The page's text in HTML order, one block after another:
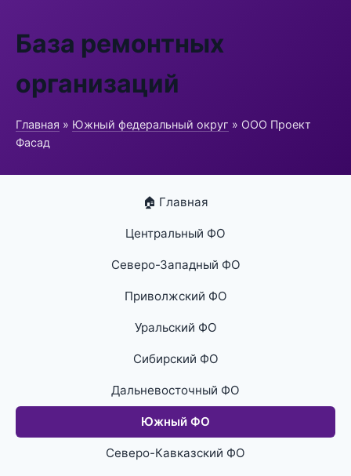
База ремонтных
организаций
Главная » Южный федеральный округ » ООО Проект
Фасад
🏠 Главная
Центральный ФО
Северо-Западный ФО
Приволжский ФО
Уральский ФО
Сибирский ФО
Дальневосточный ФО
Южный ФО
Северо-Кавказский ФО